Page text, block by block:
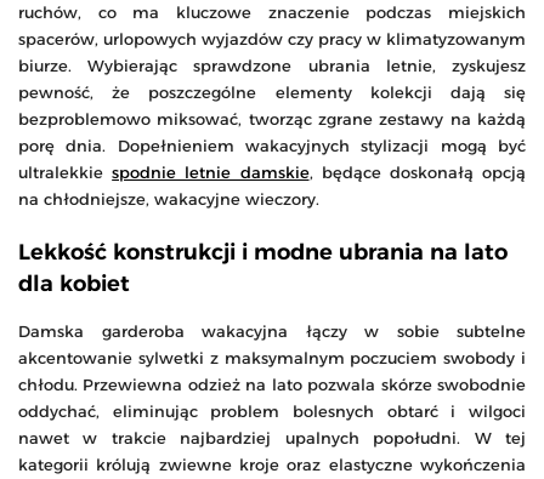
ruchów, co ma kluczowe znaczenie podczas miejskich
spacerów, urlopowych wyjazdów czy pracy w klimatyzowanym
biurze. Wybierając sprawdzone ubrania letnie, zyskujesz
pewność, że poszczególne elementy kolekcji dają się
bezproblemowo miksować, tworząc zgrane zestawy na każdą
porę dnia. Dopełnieniem wakacyjnych stylizacji mogą być
ultralekkiespodnie letnie damskie, będące doskonałą opcją
na chłodniejsze, wakacyjne wieczory.
Lekkość konstrukcji i modne ubrania na lato
dla kobiet
Damska garderoba wakacyjna łączy w sobie subtelne
akcentowanie sylwetki z maksymalnym poczuciem swobody i
chłodu. Przewiewna odzież na lato pozwala skórze swobodnie
oddychać, eliminując problem bolesnych obtarć i wilgoci
nawet w trakcie najbardziej upalnych popołudni. W tej
kategorii królują zwiewne kroje oraz elastyczne wykończenia